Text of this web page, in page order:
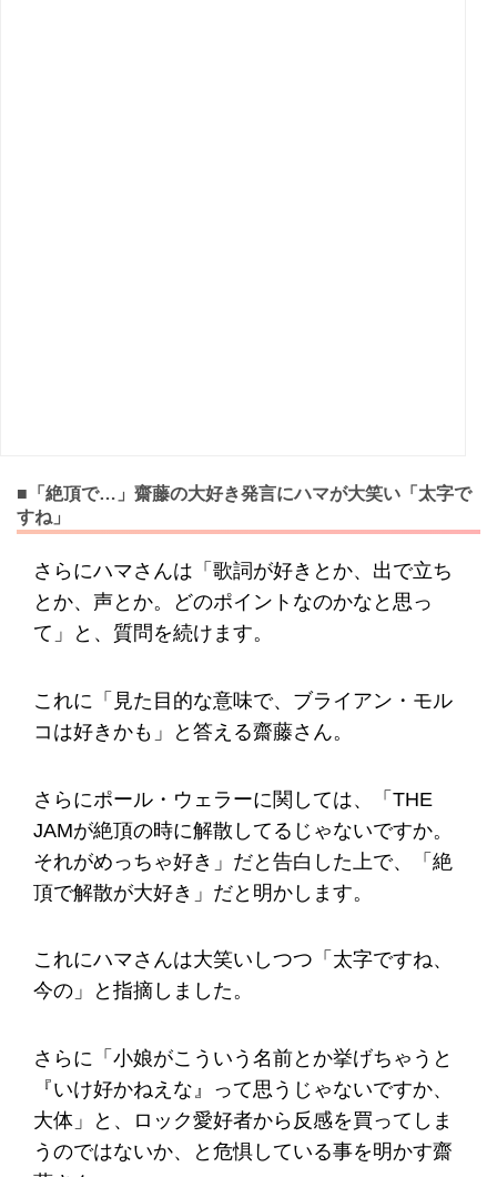
■「絶頂で…」齋藤の大好き発言にハマが大笑い「太字で
すね」
さらにハマさんは「歌詞が好きとか、出で立ち
とか、声とか。どのポイントなのかなと思っ
て」と、質問を続けます。
これに「見た目的な意味で、ブライアン・モル
コは好きかも」と答える齋藤さん。
さらにポール・ウェラーに関しては、「THE
JAMが絶頂の時に解散してるじゃないですか。
それがめっちゃ好き」だと告白した上で、「絶
頂で解散が大好き」だと明かします。
これにハマさんは大笑いしつつ「太字ですね、
今の」と指摘しました。
さらに「小娘がこういう名前とか挙げちゃうと
『いけ好かねえな』って思うじゃないですか、
大体」と、ロック愛好者から反感を買ってしま
うのではないか、と危惧している事を明かす齋